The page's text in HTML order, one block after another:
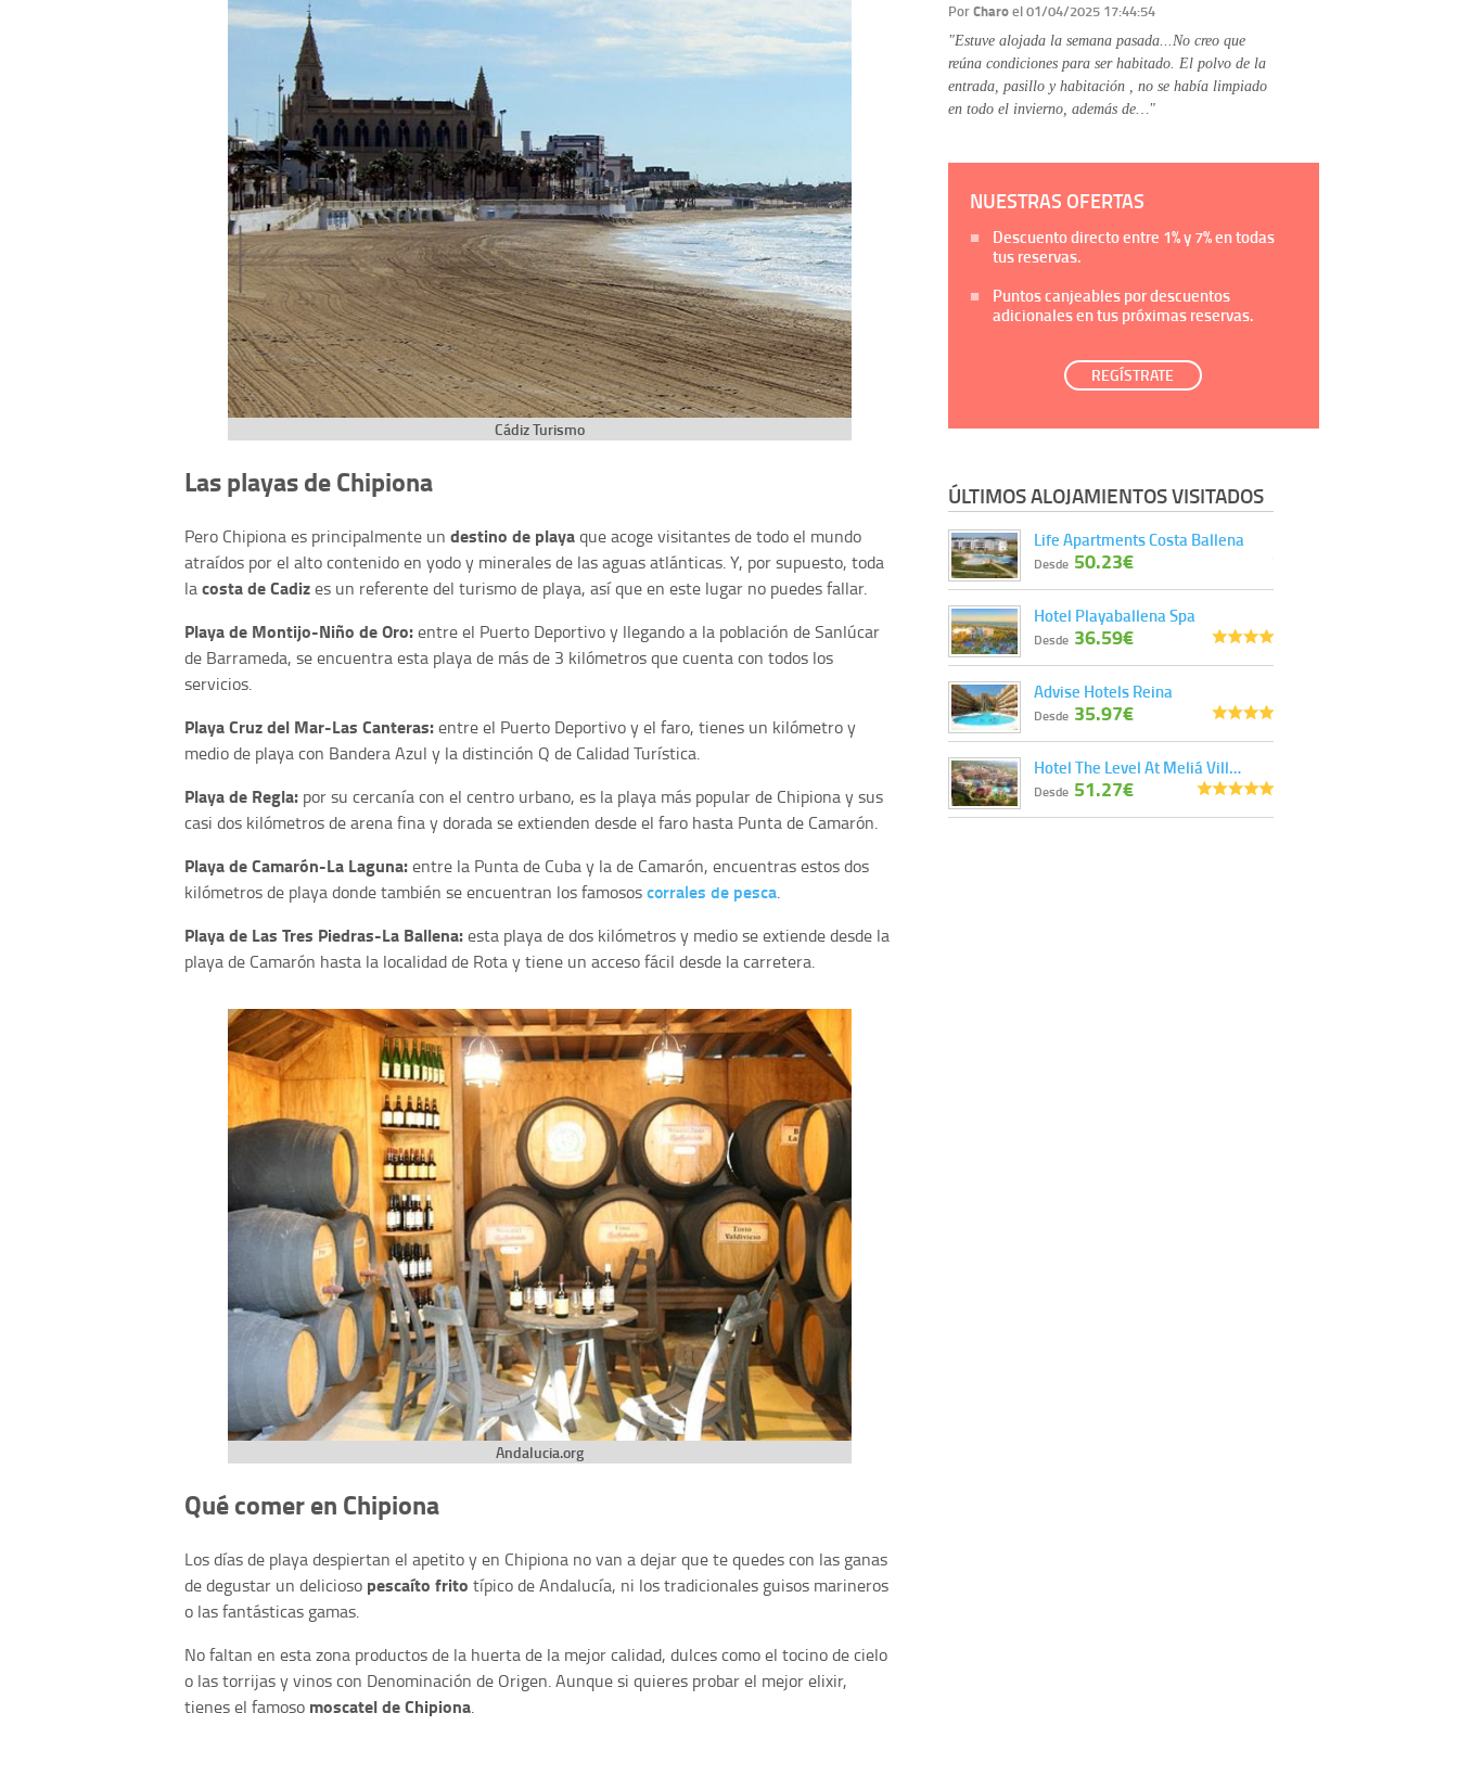
Cádiz Turismo
Las playas de Chipiona
Pero Chipiona es principalmente un destino de playaque acoge visitantes de todo el mundo
atraídos por el alto contenido en yodo y minerales de las aguas atlánticas. Y, por supuesto, toda
lacosta de Cadizes un referente del turismo de playa, así que en este lugar no puedes fallar.
Playa de Montijo-Niño de Oro:entre el Puerto Deportivo y llegando a la población de Sanlúcar
de Barrameda, se encuentra esta playa de más de 3 kilómetros que cuenta con todos los
servicios.
Playa Cruz del Mar-Las Canteras:entre el Puerto Deportivo y el faro, tienes un kilómetro y
medio de playa con Bandera Azul y la distinción Q de Calidad Turística.
Playa de Regla: por su cercanía con el centro urbano, es la playa más popular de Chipiona y sus
casi dos kilómetros de arena fina y dorada se extienden desde el faro hasta Punta de Camarón.
Playa de Camarón-La Laguna:entre la Punta de Cuba y la de Camarón, encuentras estos dos
kilómetros de playa donde también se encuentran los famososcorrales de pesca.
Playa de Las Tres Piedras-La Ballena:esta playa de dos kilómetros y medio se extiende desde la
playa de Camarón hasta la localidad de Rota y tiene un acceso fácil desde la carretera.
Andalucia.org
Qué comer en Chipiona
Los días de playa despiertan el apetito y en Chipiona no van a dejar que te quedes con las ganas
de degustar un delicioso pescaíto frito típico de Andalucía, ni los tradicionales guisos marineros
o las fantásticas gamas.
No faltan en esta zona productos de la huerta de la mejor calidad, dulces como el tocino de cielo
o las torrijas y vinos con Denominación de Origen. Aunque si quieres probar el mejor elixir,
tienes el famoso moscatel de Chipiona.
PorCharoel 01/04/2025 17:44:54
"Estuve alojada la semana pasada...No creo que
reúna condiciones para ser habitado. El polvo de la
entrada, pasillo y habitación , no se había limpiado
en todo el invierno, además de…"
NUESTRAS OFERTAS
Descuento directo entre 1%y7%en todas
tus reservas.
Puntos canjeables por descuentos
adicionales en tus próximas reservas.
REGÍSTRATE
ÚLTIMOS ALOJAMIENTOS VISITADOS
Life Apartments Costa Ballena
Desde 50.23€
Hotel Playaballena Spa
Desde 36.59€
Advise Hotels Reina
Desde 35.97€
Hotel The Level At Meliá Vill…
Desde 51.27€